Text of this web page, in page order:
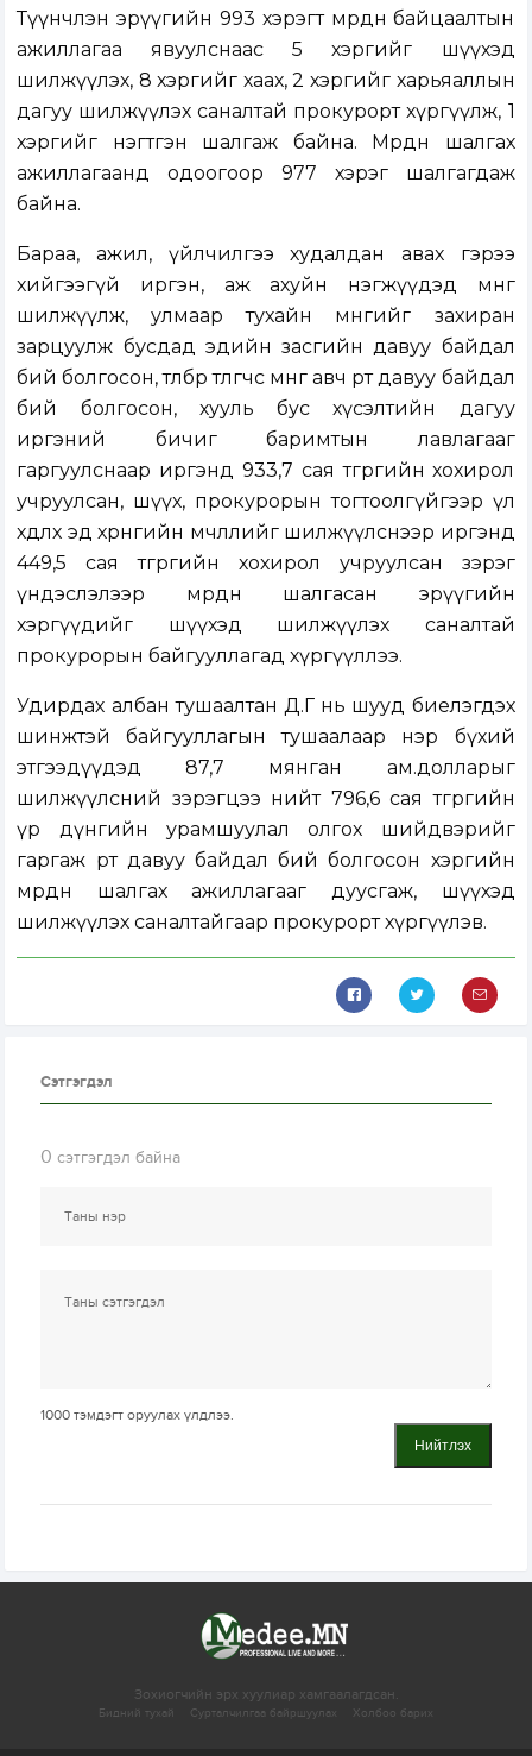
Түүнчлэн эрүүгийн 993 хэрэгт мөрдөн байцаалтын
ажиллагаа явуулснаас 5 хэргийг шүүхэд
шилжүүлэх, 8 хэргийг хаах, 2 хэргийг харьяаллын
дагуу шилжүүлэх саналтай прокурорт хүргүүлж, 1
хэргийг нэгтгэн шалгаж байна. Мөрдөн шалгах
ажиллагаанд одоогоор 977 хэрэг шалгагдаж
байна.
Бараа, ажил, үйлчилгээ худалдан авах гэрээ
хийгээгүй иргэн, аж ахуйн нэгжүүдэд мөнгө
шилжүүлж, улмаар тухайн мөнгийг захиран
зарцуулж бусдад эдийн засгийн давуу байдал
бий болгосон, төлбөр төлөгчөөс мөнгө авч өөртөө давуу байдал
бий болгосон, хууль бус хүсэлтийн дагуу
иргэний бичиг баримтын лавлагааг
гаргуулснаар иргэнд 933,7 сая төгрөгийн хохирол
учруулсан, шүүх, прокурорын тогтоолгүйгээр үл
хөдлөх эд хөрөнгийн өмчлөлийг шилжүүлснээр иргэнд
449,5 сая төгрөгийн хохирол учруулсан зэрэг
үндэслэлээр мөрдөн шалгасан эрүүгийн
хэргүүдийг шүүхэд шилжүүлэх саналтай
прокурорын байгууллагад хүргүүллээ.
Удирдах албан тушаалтан Д.Г нь шууд биелэгдэх
шинжтэй байгууллагын тушаалаар нэр бүхий
этгээдүүдэд 87,7 мянган ам.долларыг
шилжүүлсний зэрэгцээ нийт 796,6 сая төгрөгийн
үр дүнгийн урамшуулал олгох шийдвэрийг
гаргаж өөртөө давуу байдал бий болгосон хэргийн
мөрдөн шалгах ажиллагааг дуусгаж, шүүхэд
шилжүүлэх саналтайгаар прокурорт хүргүүлэв.
Сэтгэгдэл
0 сэтгэгдэл байна
1000 тэмдэгт оруулах үлдлээ.
Нийтлэх
Зохиогчийн эрх хуулиар хамгаалагдсан.
Бидний тухай Сурталчилгаа байршуулах Холбоо барих